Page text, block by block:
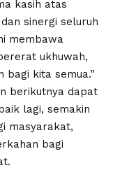
kasih atas
sinergi seluruh
membawa
ukhuwah,
bagi kita semua.”
berikutnya dapat
lagi, semakin
masyarakat,
bagi